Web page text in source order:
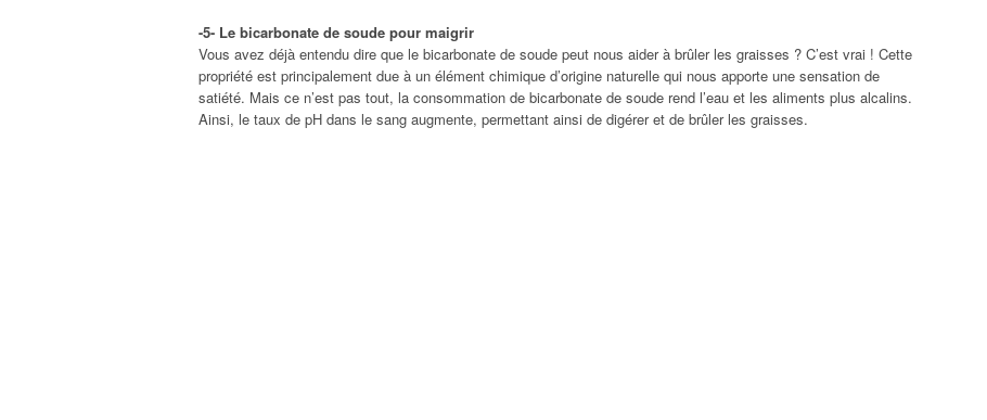
-5- Le bicarbonate de soude pour maigrir
Vous avez déjà entendu dire que le bicarbonate de soude peut nous aider à brûler les graisses ? C’est vrai ! Cette
propriété est principalement due à un élément chimique d’origine naturelle qui nous apporte une sensation de
satiété. Mais ce n’est pas tout, la consommation de bicarbonate de soude rend l’eau et les aliments plus alcalins.
Ainsi, le taux de pH dans le sang augmente, permettant ainsi de digérer et de brûler les graisses.